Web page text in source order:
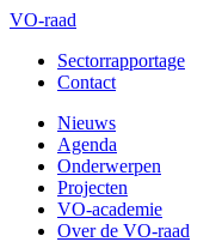
VO-raad
Sectorrapportage
Contact
Nieuws
Agenda
Onderwerpen
Projecten
VO-academie
Over de VO-raad